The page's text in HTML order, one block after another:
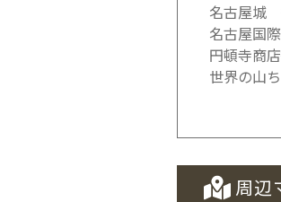
名古屋城
名古屋国
円頓寺商
世界の山
周辺